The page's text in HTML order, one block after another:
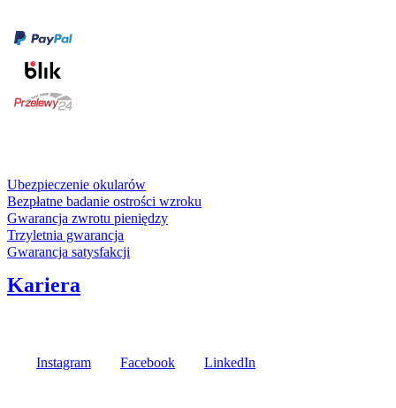
Ubezpieczenie okularów
Bezpłatne badanie ostrości wzroku
Gwarancja zwrotu pieniędzy
Trzyletnia gwarancja
Gwarancja satysfakcji
Kariera
Instagram Facebook LinkedIn